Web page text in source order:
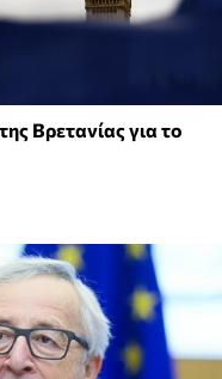
Βρετανίας για το